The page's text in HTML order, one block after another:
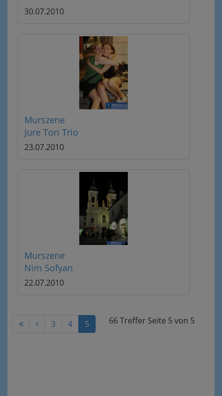
30.07.2010
Murszene
Jure Tori Trio
23.07.2010
Murszene
Nim Sofyan
22.07.2010
66 Treffer Seite 5 von 5
3 4 5